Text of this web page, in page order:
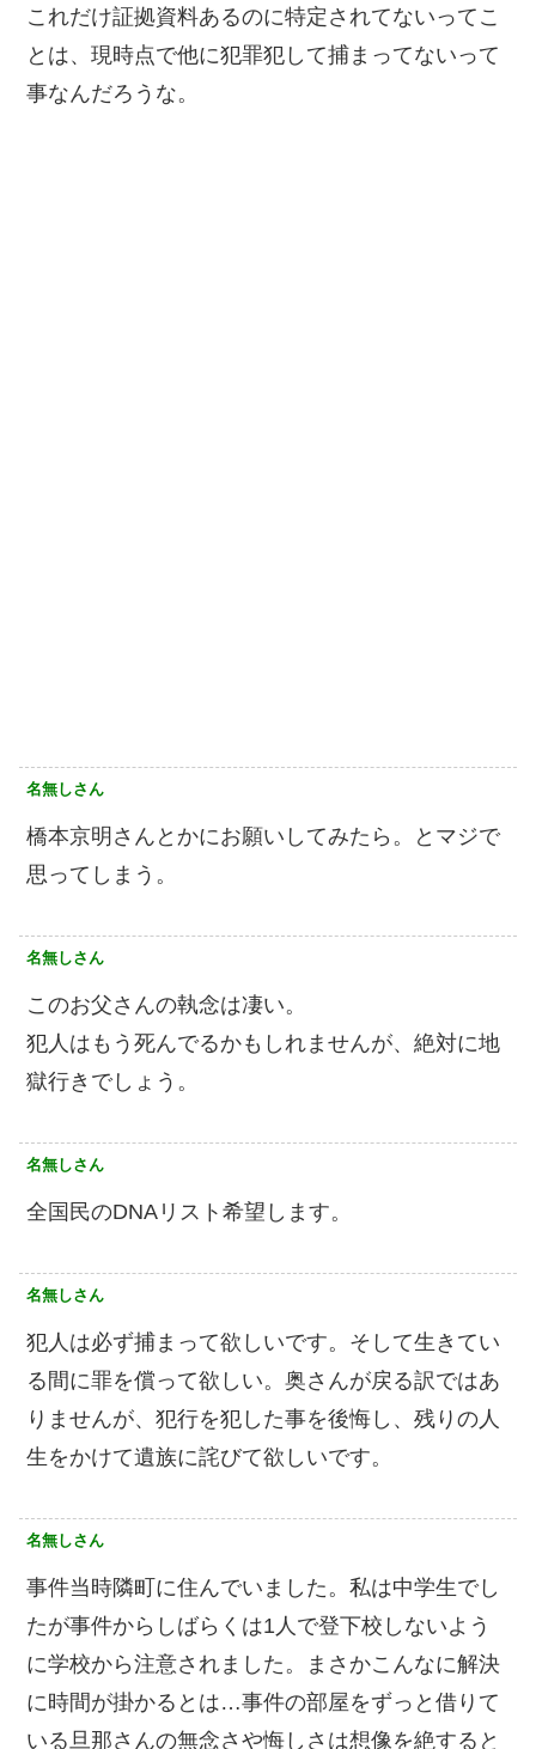
これだけ証拠資料あるのに特定されてないってこ
とは、現時点で他に犯罪犯して捕まってないって
事なんだろうな。
名無しさん
橋本京明さんとかにお願いしてみたら。とマジで
思ってしまう。
名無しさん
このお父さんの執念は凄い。
犯人はもう死んでるかもしれませんが、絶対に地
獄行きでしょう。
名無しさん
全国民のDNAリスト希望します。
名無しさん
犯人は必ず捕まって欲しいです。そして生きてい
る間に罪を償って欲しい。奥さんが戻る訳ではあ
りませんが、犯行を犯した事を後悔し、残りの人
生をかけて遺族に詫びて欲しいです。
名無しさん
事件当時隣町に住んでいました。私は中学生でし
たが事件からしばらくは1人で登下校しないよう
に学校から注意されました。まさかこんなに解決
に時間が掛かるとは…事件の部屋をずっと借りて
いる旦那さんの無念さや悔しさは想像を絶すると